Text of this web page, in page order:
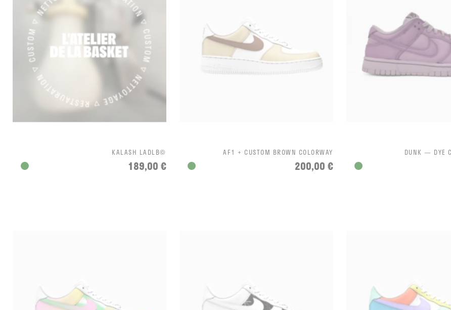
KALASH LADLB©
189,00 €
AF1 + CUSTOM BROWN COLORWAY
200,00 €
DUNK — DYE